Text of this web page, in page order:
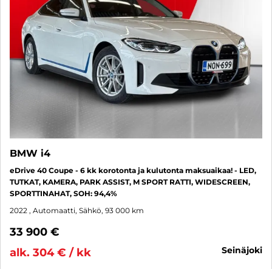
BMW i4
eDrive 40 Coupe - 6 kk korotonta ja kulutonta maksuaikaa! - LED,
TUTKAT, KAMERA, PARK ASSIST, M SPORT RATTI, WIDESCREEN,
SPORTTINAHAT, SOH: 94,4%
2022 , Automaatti, Sähkö, 93 000 km
33 900 €
alk. 304 € / kk
seinäjoki